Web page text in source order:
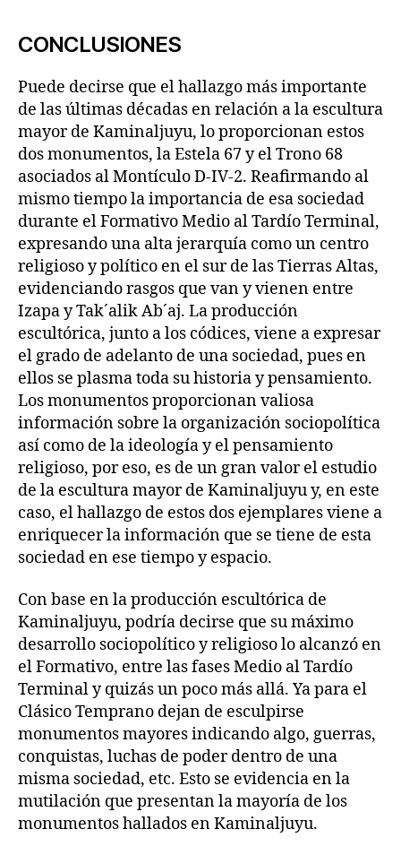
CONCLUSIONES
Puede decirse que el hallazgo más importante
de las últimas décadas en relación a la escultura
mayor de Kaminaljuyu, lo proporcionan estos
dos monumentos, la Estela 67 y el Trono 68
asociados al Montículo D-IV-2. Reafirmando al
mismo tiempo la importancia de esa sociedad
durante el Formativo Medio al Tardío Terminal,
expresando una alta jerarquía como un centro
religioso y político en el sur de las Tierras Altas,
evidenciando rasgos que van y vienen entre
Izapa y Tak´alik Ab´aj. La producción
escultórica, junto a los códices, viene a expresar
el grado de adelanto de una sociedad, pues en
ellos se plasma toda su historia y pensamiento.
Los monumentos proporcionan valiosa
información sobre la organización sociopolítica
así como de la ideología y el pensamiento
religioso, por eso, es de un gran valor el estudio
de la escultura mayor de Kaminaljuyu y, en este
caso, el hallazgo de estos dos ejemplares viene a
enriquecer la información que se tiene de esta
sociedad en ese tiempo y espacio.
Con base en la producción escultórica de
Kaminaljuyu, podría decirse que su máximo
desarrollo sociopolítico y religioso lo alcanzó en
el Formativo, entre las fases Medio al Tardío
Terminal y quizás un poco más allá. Ya para el
Clásico Temprano dejan de esculpirse
monumentos mayores indicando algo, guerras,
conquistas, luchas de poder dentro de una
misma sociedad, etc. Esto se evidencia en la
mutilación que presentan la mayoría de los
monumentos hallados en Kaminaljuyu.